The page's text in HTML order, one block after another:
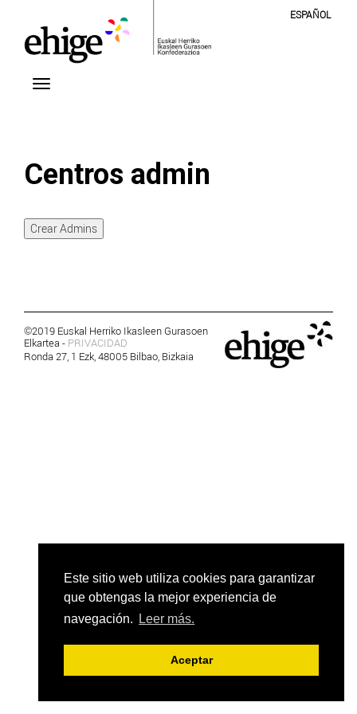
Este sitio web utiliza cookies para garantizar
que obtengas la mejor experiencia de
navegación.
Leer más.
Aceptar
ESPAÑOL
Centros admin
Crear Admins
©2019 Euskal Herriko Ikasleen Gurasoen
Elkartea - PRIVACIDAD
Ronda 27, 1 Ezk, 48005 Bilbao, Bizkaia